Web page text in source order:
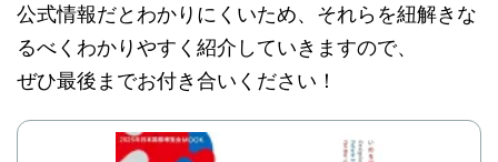
公式情報だとわかりにくいため、それらを紐解きな
るべくわかりやすく紹介していきますので、
ぜひ最後までお付き合いください！